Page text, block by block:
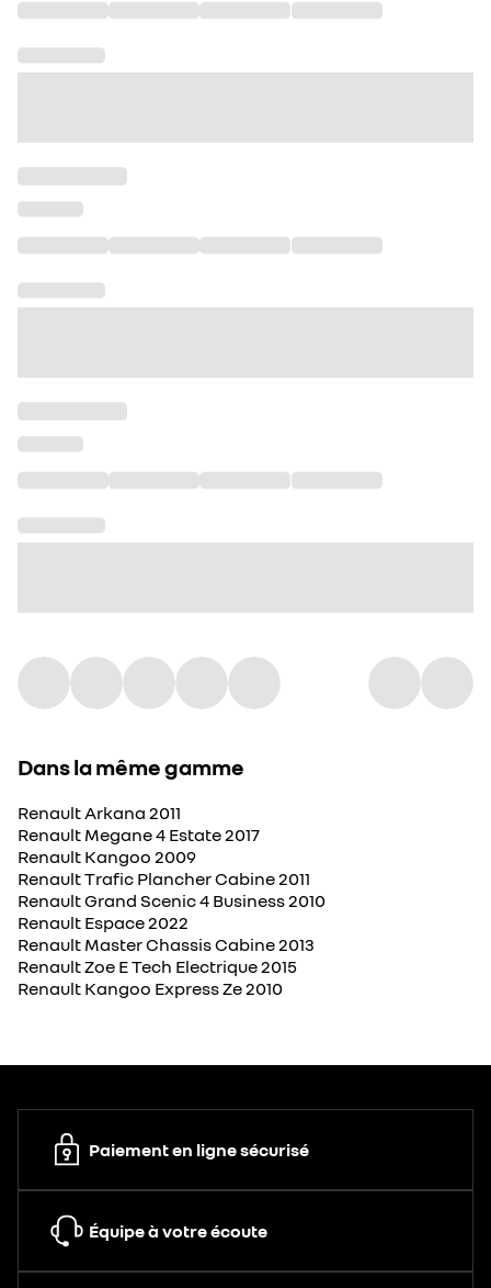
Dans la même gamme
Renault Arkana 2011
Renault Megane 4 Estate 2017
Renault Kangoo 2009
Renault Trafic Plancher Cabine 2011
Renault Grand Scenic 4 Business 2010
Renault Espace 2022
Renault Master Chassis Cabine 2013
Renault Zoe E Tech Electrique 2015
Renault Kangoo Express Ze 2010
Paiement en ligne sécurisé
Équipe à votre écoute